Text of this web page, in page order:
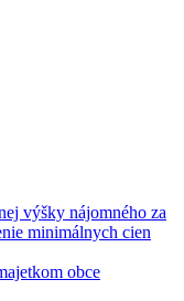
výšky nájomného za
minimálnych cien
obce